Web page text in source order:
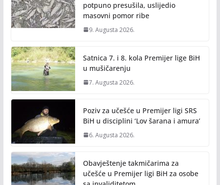
potpuno presušila, uslijedio
masovni pomor ribe
9. Augusta 2026.
Satnica 7. i 8. kola Premijer lige BiH
u mušičarenju
7. Augusta 2026.
Poziv za učešće u Premijer ligi SRS
BiH u disciplini ‘Lov šarana i amura’
6. Augusta 2026.
Obavještenje takmičarima za
učešće u Premijer ligi BiH za osobe